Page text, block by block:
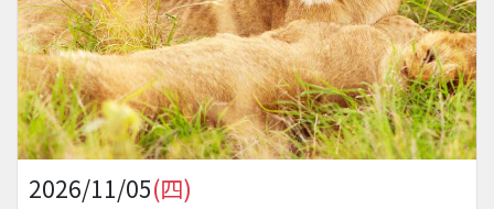
2026/11/05(四)